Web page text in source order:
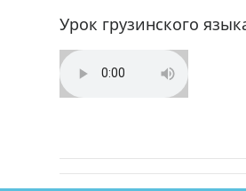
Урок грузинского